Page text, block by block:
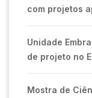
com projetos
Unidade
de projeto no
Mostra de